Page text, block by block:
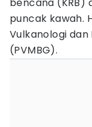
puncak kawah.
Vulkanologi dan
(PVMBG).